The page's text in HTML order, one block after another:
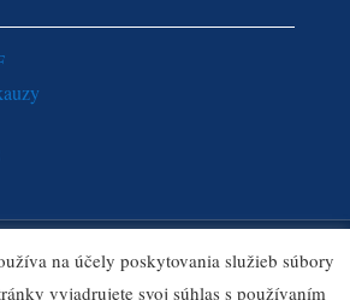
Sulik.sk · Všetky práva vyhradené.
údajov |Oznamy pre správcu webu
na účely poskytovania služieb súbory
vyjadrujete svoj súhlas s používaním